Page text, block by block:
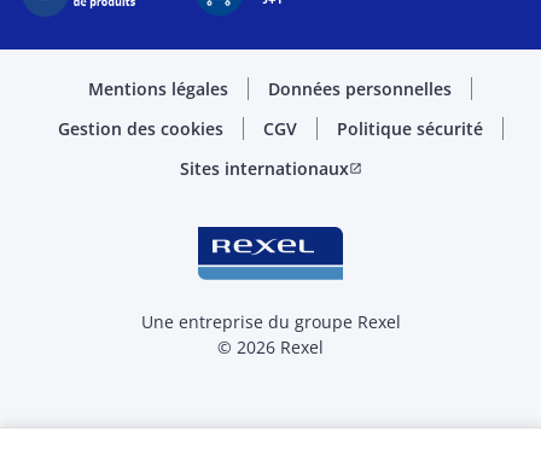
Mentions légales
Données personnelles
Gestion des cookies
CGV
Politique sécurité
Sites internationauxopen_in_new
Une entreprise du groupe Rexel
© 2026 Rexel